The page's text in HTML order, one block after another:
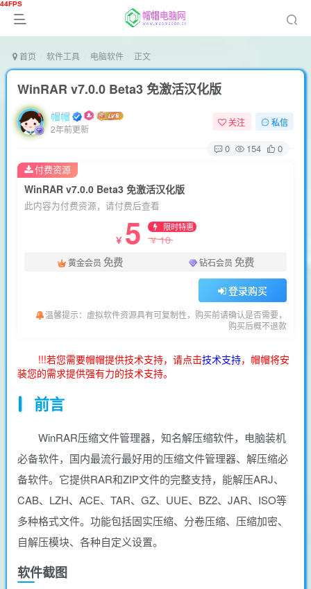
首页 软件工具 电脑软件 正文
WinRAR v7.0.0 Beta3 免激活汉化版
帽帽
2年前更新
关注 私信
0 154 0
WinRAR v7.0.0 Beta3 免激活汉化版
此内容为付费资源，请付费后查看
￥ 5 限时特惠
￥10
黄金会员 免费 钻石会员 免费
登录购买
温馨提示：虚拟软件资源具有可复制性，购买前请确认是否需要，
购买后概不退款
付费资源
!!!若您需要帽帽提供技术支持，请点击技术支持，帽帽将安
装您的需求提供强有力的技术支持。
前言
WinRAR压缩文件管理器，知名解压缩软件，电脑装机
必备软件，国内最流行最好用的压缩文件管理器、解压缩必
备软件。它提供RAR和ZIP文件的完整支持，能解压ARJ、
CAB、LZH、ACE、TAR、GZ、UUE、BZ2、JAR、ISO等
多种格式文件。功能包括固实压缩、分卷压缩、压缩加密、
自解压模块、各种自定义设置。
软件截图